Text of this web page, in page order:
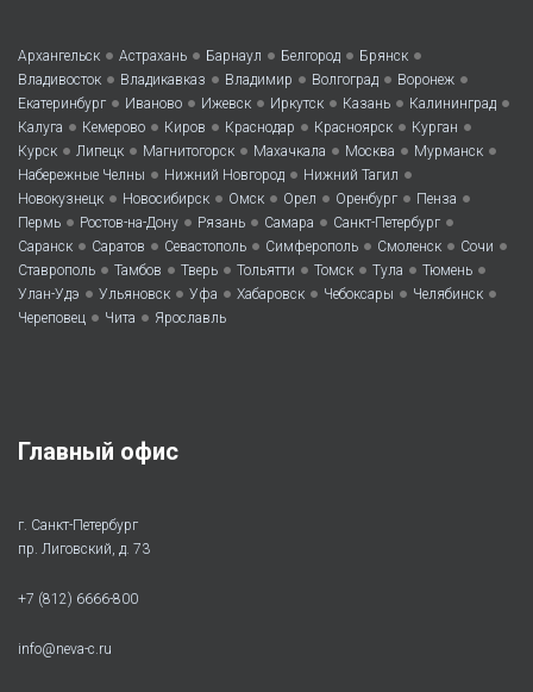
Архангельск • Астрахань • Барнаул • Белгород • Брянск •
Владивосток • Владикавказ • Владимир • Волгоград • Воронеж •
Екатеринбург • Иваново • Ижевск • Иркутск • Казань • Калининград •
Калуга • Кемерово • Киров • Краснодар • Красноярск • Курган •
Курск • Липецк • Магнитогорск • Махачкала • Москва • Мурманск •
Набережные Челны • Нижний Новгород • Нижний Тагил •
Новокузнецк • Новосибирск • Омск • Орел • Оренбург • Пенза •
Пермь • Ростов-на-Дону • Рязань • Самара • Санкт-Петербург •
Саранск • Саратов • Севастополь • Симферополь • Смоленск • Сочи •
Ставрополь • Тамбов • Тверь • Тольятти • Томск • Тула • Тюмень •
Улан-Удэ • Ульяновск • Уфа • Хабаровск • Чебоксары • Челябинск •
Череповец • Чита • Ярославль
Главный офис
г. Санкт-Петербург
пр. Лиговский, д. 73
+7 (812) 6666-800
info@neva-c.ru